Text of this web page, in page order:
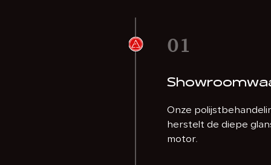
01
Onze
herstelt de diepe
motor.